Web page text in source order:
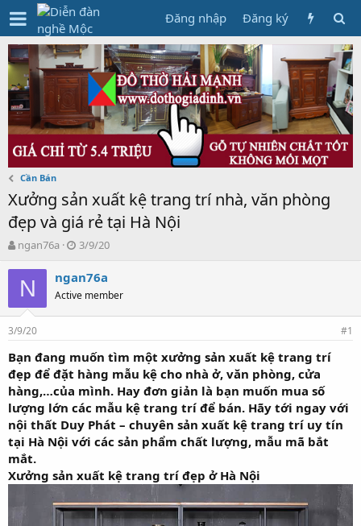
Đăng nhập Đăng ký
Cần Bán
Xưởng sản xuất kệ trang trí nhà, văn phòng
đẹp và giá rẻ tại Hà Nội
T
r
e
d
s
a
r
t
e
r
ngan76a
N
à
g
ử
3/9/20
N ngan76a
Active member
3/9/20 #1
Bạn đang muốn tìm một xưởng sản xuất kệ trang trí
đẹp để đặt hàng mẫu kệ cho nhà ở, văn phòng, cửa
hàng,…của mình. Hay đơn giản là bạn muốn mua số
lượng lớn các mẫu kệ trang trí để bán. Hãy tới ngay với
nội thất Duy Phát – chuyên sản xuất kệ trang trí uy tín
tại Hà Nội với các sản phẩm chất lượng, mẫu mã bắt
mắt.
Xưởng sản xuất kệ trang trí đẹp ở Hà Nội